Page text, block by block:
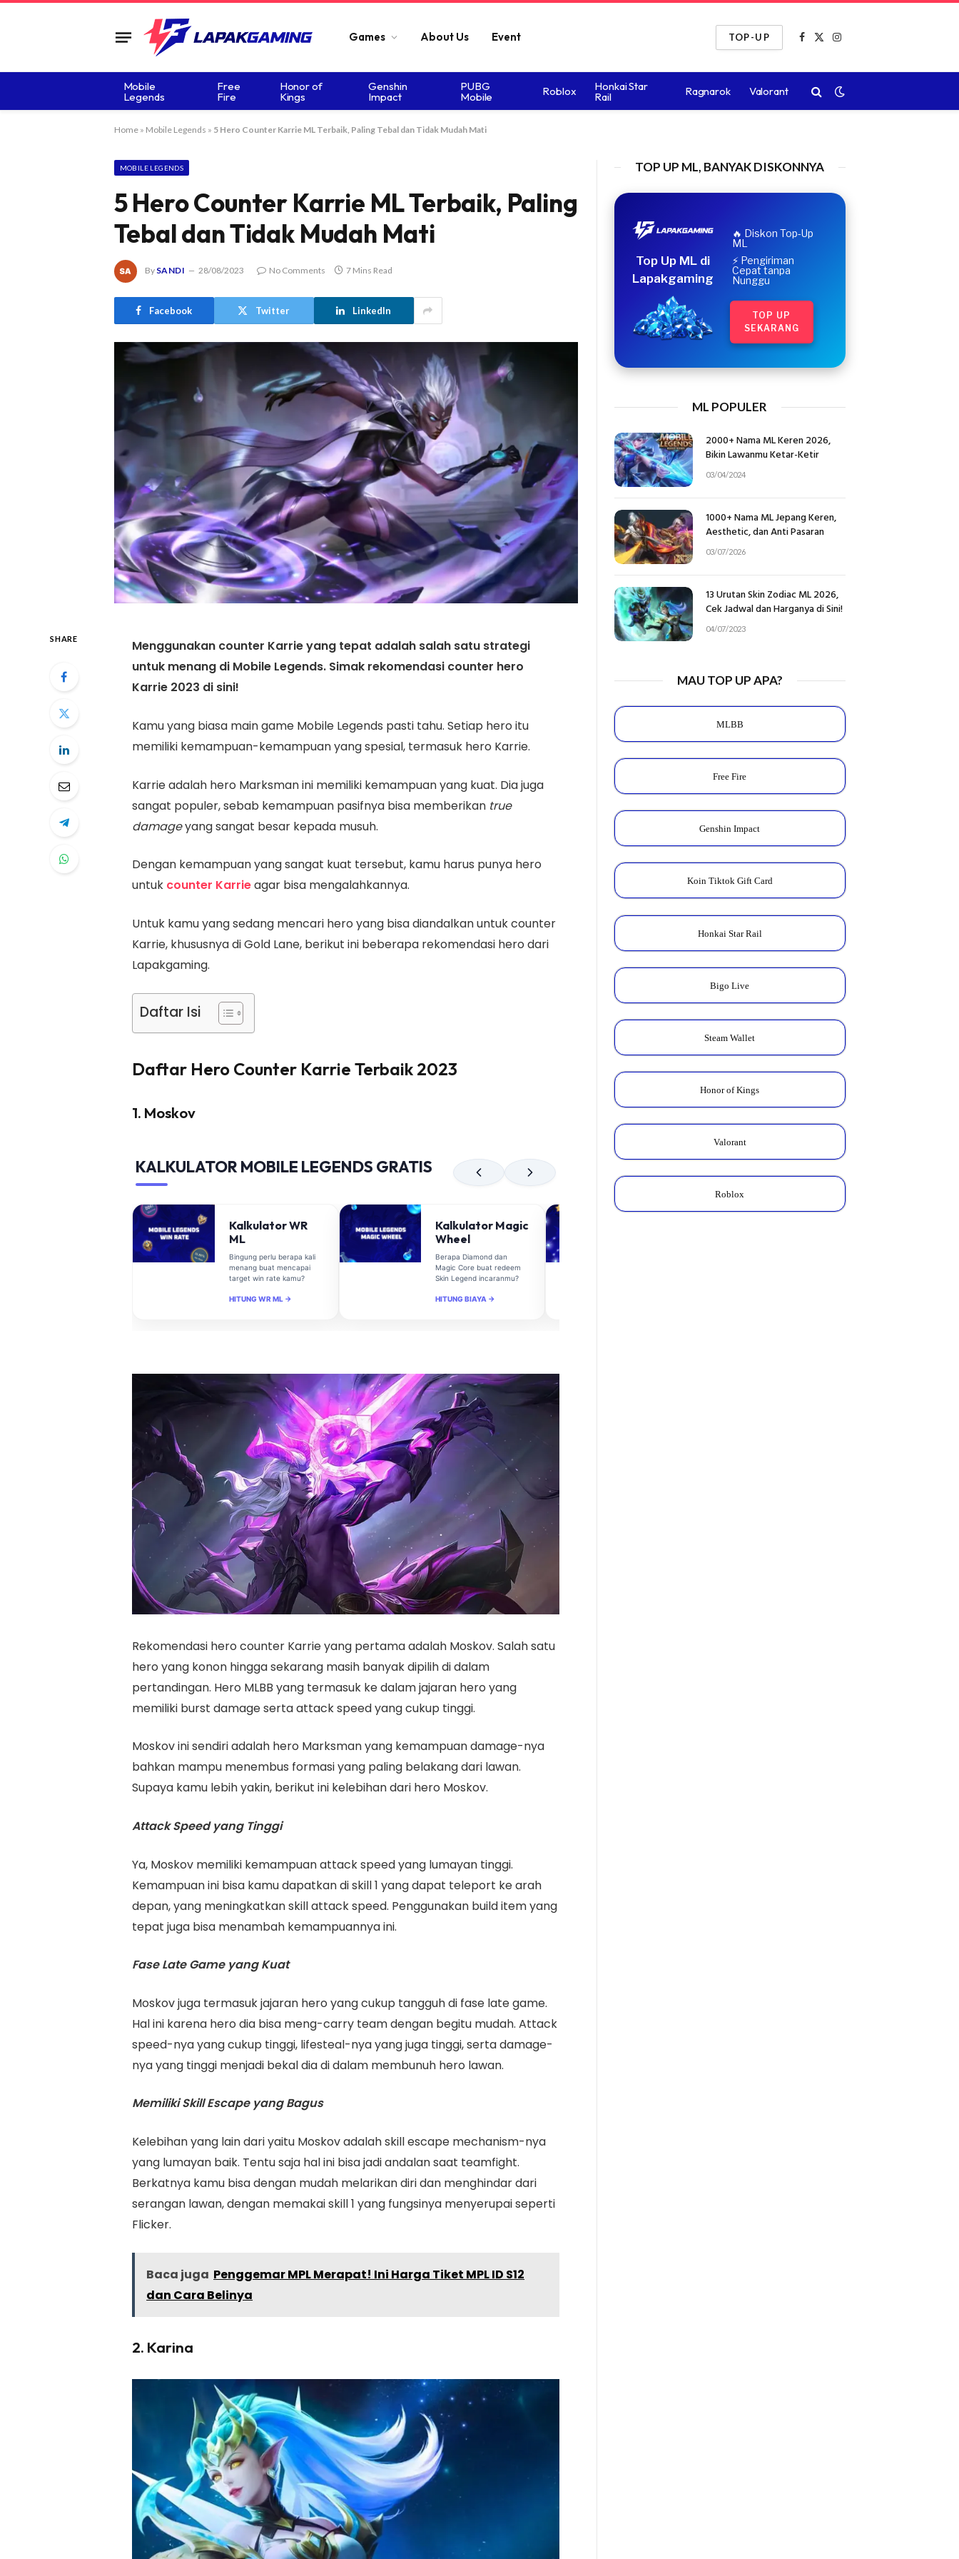
Games About Us Event TOP-UP
Facebook
X
Instagram
Mobile
Legends
Free
Fire
Honor of
Kings
Genshin
Impact
PUBG
Mobile Roblox Honkai Star
Rail Ragnarok Valorant
Home» Mobile Legends » 5 Hero Counter Karrie ML Terbaik, Paling Tebal dan Tidak Mudah Mati
MOBILE LEGENDS
5 Hero Counter Karrie ML Terbaik, Paling
Tebal dan Tidak Mudah Mati
By SANDI 28/08/2023 No Comments 7 Mins Read
Facebook Twitter LinkedIn
SHARE
Menggunakan counter Karrie yang tepat adalah salah satu strategi
untuk menang di Mobile Legends. Simak rekomendasi counter hero
Karrie 2023 di sini!
Kamu yang biasa main game Mobile Legends pasti tahu. Setiap hero itu
memiliki kemampuan-kemampuan yang spesial, termasuk hero Karrie.
Karrie adalah hero Marksman ini memiliki kemampuan yang kuat. Dia juga
sangat populer, sebab kemampuan pasifnya bisa memberikan true
damageyang sangat besar kepada musuh.
Dengan kemampuan yang sangat kuat tersebut, kamu harus punya hero
untuk counter Karrieagar bisa mengalahkannya.
Untuk kamu yang sedang mencari hero yang bisa diandalkan untuk counter
Karrie, khususnya di Gold Lane, berikut ini beberapa rekomendasi hero dari
Lapakgaming.
Daftar Isi
Daftar Hero Counter Karrie Terbaik 2023
1. Moskov
KALKULATOR MOBILE LEGENDS GRATIS
Kalkulator WR
ML
Bingung perlu berapa kali
menang buat mencapai
target win rate kamu?
HITUNG WR ML →
Kalkulator Magic
Wheel
Berapa Diamond dan
Magic Core buat redeem
Skin Legend incaranmu?
HITUNG BIAYA →
Rekomendasi hero counter Karrie yang pertama adalah Moskov. Salah satu
hero yang konon hingga sekarang masih banyak dipilih di dalam
pertandingan. Hero MLBB yang termasuk ke dalam jajaran hero yang
memiliki burst damage serta attack speed yang cukup tinggi.
Moskov ini sendiri adalah hero Marksman yang kemampuan damage-nya
bahkan mampu menembus formasi yang paling belakang dari lawan.
Supaya kamu lebih yakin, berikut ini kelebihan dari hero Moskov.
Attack Speed yang Tinggi
Ya, Moskov memiliki kemampuan attack speed yang lumayan tinggi.
Kemampuan ini bisa kamu dapatkan di skill 1 yang dapat teleport ke arah
depan, yang meningkatkan skill attack speed. Penggunakan build item yang
tepat juga bisa menambah kemampuannya ini.
Fase Late Game yang Kuat
Moskov juga termasuk jajaran hero yang cukup tangguh di fase late game.
Hal ini karena hero dia bisa meng-carry team dengan begitu mudah. Attack
speed-nya yang cukup tinggi, lifesteal-nya yang juga tinggi, serta damage-
nya yang tinggi menjadi bekal dia di dalam membunuh hero lawan.
Memiliki Skill Escape yang Bagus
Kelebihan yang lain dari yaitu Moskov adalah skill escape mechanism-nya
yang lumayan baik. Tentu saja hal ini bisa jadi andalan saat teamfight.
Berkatnya kamu bisa dengan mudah melarikan diri dan menghindar dari
serangan lawan, dengan memakai skill 1 yang fungsinya menyerupai seperti
Flicker.
Baca juga Penggemar MPL Merapat! Ini Harga Tiket MPL ID S12
dan Cara Belinya
2. Karina
TOP UP ML, BANYAK DISKONNYA
Top Up ML di
Lapakgaming
🔥 Diskon Top-Up
ML
⚡ Pengiriman
Cepat tanpa
Nunggu
TOP UP
SEKARANG
ML POPULER
2000+ Nama ML Keren 2026,
Bikin Lawanmu Ketar-Ketir
03/04/2024
1000+ Nama ML Jepang Keren,
Aesthetic, dan Anti Pasaran
03/07/2026
13 Urutan Skin Zodiac ML 2026,
Cek Jadwal dan Harganya di Sini!
04/07/2023
MAU TOP UP APA?
MLBB
Free Fire
Genshin Impact
Koin Tiktok Gift Card
Honkai Star Rail
Bigo Live
Steam Wallet
Honor of Kings
Valorant
Roblox